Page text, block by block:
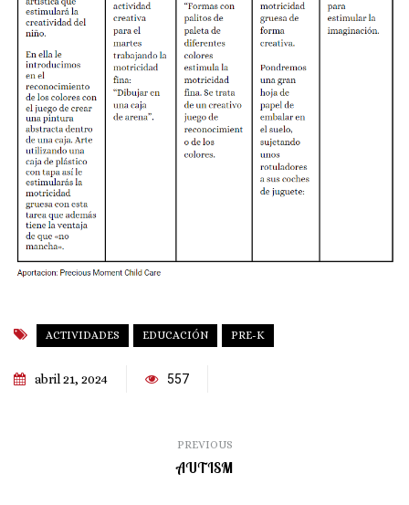
ACTIVIDADES EDUCACIÓN PRE-K
abril 21, 2024 557
PREVIOUS
AUTISM